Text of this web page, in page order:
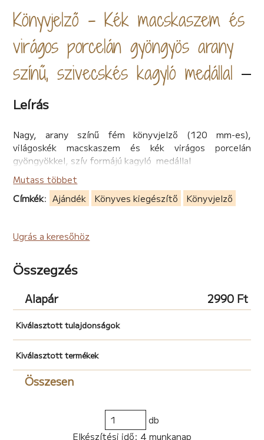
Könyvjelző - Kék macskaszem és
virágos porcelán gyöngyös arany
színű, szivecskés kagyló medállal
Leírás
Nagy, arany színű fém könyvjelző (120 mm-es),
világoskék macskaszem és kék virágos porcelán
gyöngyökkel, szív formájú kagyló medállal
Mutass többet
Címkék: Ajándék Könyves kiegészítő Könyvjelző
Ugrás a keresőhöz
Összegzés
Alapár 2990 Ft
Kiválasztott tulajdonságok
Kiválasztott termékek
Összesen
db
Elkészítési idő: 4 munkanap